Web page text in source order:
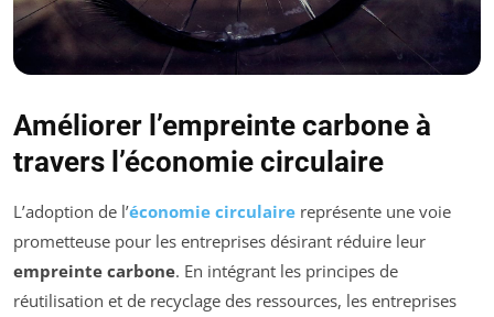
Améliorer l’empreinte carbone à
travers l’économie circulaire
L’adoption de l’économie circulaire représente une voie
prometteuse pour les entreprises désirant réduire leur
empreinte carbone. En intégrant les principes de
réutilisation et de recyclage des ressources, les entreprises